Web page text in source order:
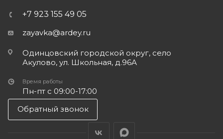
+7 923 155 49 05
zayavka@ardey.ru
Одинцовский городской округ, село
Акулово, ул. Школьная, д.96А
Время работы
Пн-пт с 09:00-17:00
Обратный звонок